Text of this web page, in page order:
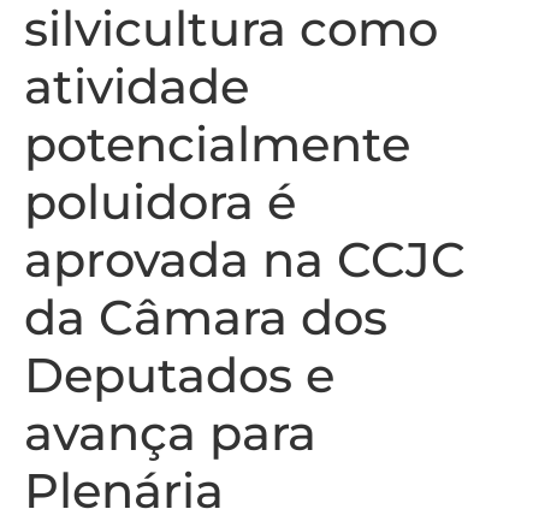
silvicultura como
atividade
potencialmente
poluidora é
aprovada na CCJC
da Câmara dos
Deputados e
avança para
Plenária